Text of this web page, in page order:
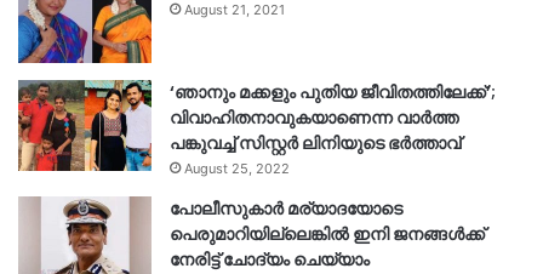
August 21, 2021
‘ഞാനും മക്കളും പുതിയ ജീവിതത്തിലേക്ക്’;
വിവാഹിതനാവുകയാണെന്ന വാർത്ത
പങ്കുവച്ച് സിസ്റ്റർ ലിനിയുടെ ഭർത്താവ്
August 25, 2022
പോലീസുകാര്‍ മര്യാദയോടെ
പെരുമാറിയില്ലെങ്കില്‍ ഇനി ജനങ്ങള്‍ക്ക്
നേരിട്ട് ചോദ്യം ചെയ്യാം